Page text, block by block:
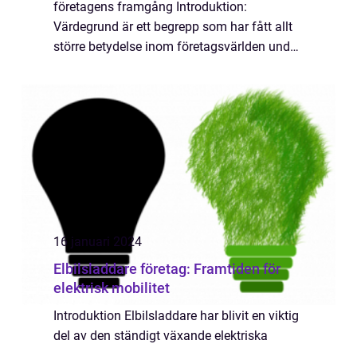
företagens framgång Introduktion:
Värdegrund är ett begrepp som har fått allt
större betydelse inom företagsvärlden under
värdegrund kan ha en positiv inverkan på...
16 januari 2024
Elbilsladdare företag: Framtiden för
elektrisk mobilitet
Introduktion Elbilsladdare har blivit en viktig
del av den ständigt växande elektriska